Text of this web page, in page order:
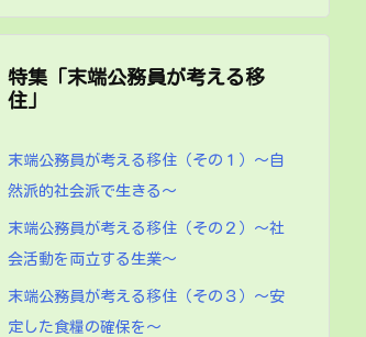
特集「末端公務員が考える移
住」
末端公務員が考える移住（その１）～自
然派的社会派で生きる～
末端公務員が考える移住（その２）～社
会活動を両立する生業～
末端公務員が考える移住（その３）～安
定した食糧の確保を～